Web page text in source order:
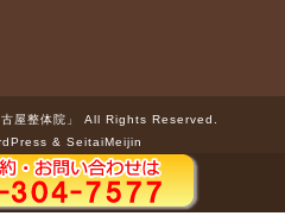
屋整体院」 All Rights Reserved.
& SeitaiMeijin